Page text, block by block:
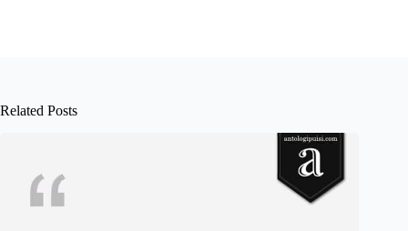
Related Posts